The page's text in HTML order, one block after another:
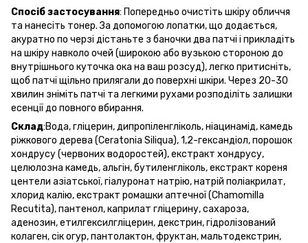
Спосібзастосування: Попередньо очистіть шкіру обличчя
та нанесіть тонер. За допомогою лопатки, що додається,
акуратно по черзі дістаньте з баночки два патчі і прикладіть
на шкіру навколо очей (широкою або вузькою стороною до
внутрішнього куточка ока на ваш розсуд), легко притисніть,
щоб патчі щільно прилягали до поверхні шкіри. Через 20-30
хвилин зніміть патчі та легкими рухами розподіліть залишки
есенції до повного вбирання.
Склад:Вода, гліцерин, дипропіленгліколь, ніацинамід, камедь
ріжкового дерева (Ceratonia Siliqua), 1,2-гександіол, порошок
хондрусу (червоних водоростей), екстракт хондрусу,
целюлозна камедь, альгін, бутиленгліколь, екстракт кореня
центели азіатської, гіалуронат натрію, натрій поліакрилат,
хлорид калію, екстракт ромашки аптечної (Chamomilla
Recutita), пантенол, каприлат гліцерину, сахароза,
аденозин, етилгексилгліцерин, декстрин, гідролізований
колаген, сік огур, пантолактон, фруктан, мальтодекстрин,